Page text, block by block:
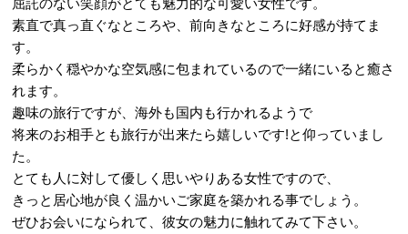
素直で真っ直ぐなところや、前向きなところに好感が持てま
す。
柔らかく穏やかな空気感に包まれているので一緒にいると癒さ
れます。
趣味の旅行ですが、海外も国内も行かれるようで
将来のお相手とも旅行が出来たら嬉しいです!と仰っていまし
た。
とても人に対して優しく思いやりある女性ですので、
きっと居心地が良く温かいご家庭を築かれる事でしょう。
ぜひお会いになられて、彼女の魅力に触れてみて下さい。